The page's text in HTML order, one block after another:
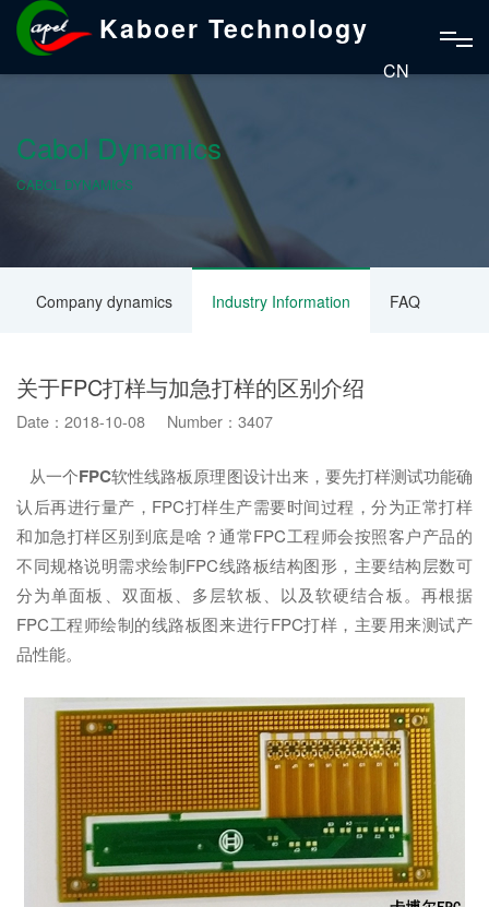
Kaboer Technology
CN
Cabol Dynamics
CABOL DYNAMICS
Company dynamics Industry Information FAQ
关于FPC打样与加急打样的区别介绍
Date：2018-10-08 Number：3407
从一个FPC软性线路板原理图设计出来，要先打样测试功能确
认后再进行量产，FPC打样生产需要时间过程，分为正常打样
和加急打样区别到底是啥？通常FPC工程师会按照客户产品的
不同规格说明需求绘制FPC线路板结构图形，主要结构层数可
分为单面板、双面板、多层软板、以及软硬结合板。再根据
FPC工程师绘制的线路板图来进行FPC打样，主要用来测试产
品性能。